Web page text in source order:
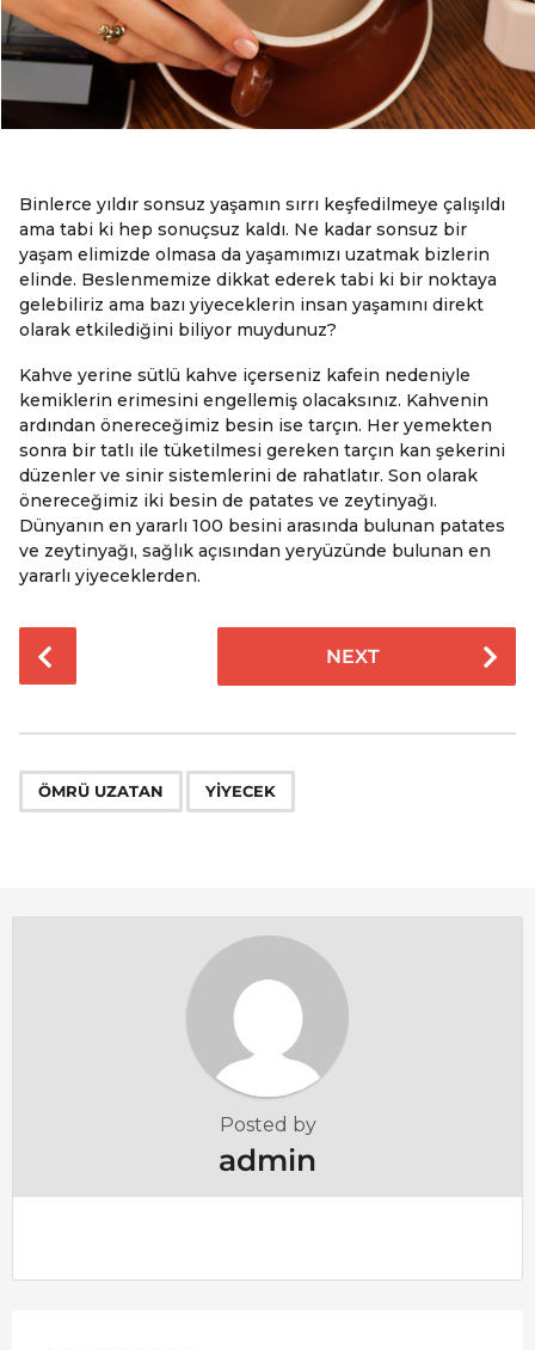
Binlerce yıldır sonsuz yaşamın sırrı keşfedilmeye çalışıldı
ama tabi ki hep sonuçsuz kaldı. Ne kadar sonsuz bir
yaşam elimizde olmasa da yaşamımızı uzatmak bizlerin
elinde. Beslenmemize dikkat ederek tabi ki bir noktaya
gelebiliriz ama bazı yiyeceklerin insan yaşamını direkt
olarak etkilediğini biliyor muydunuz?
Kahve yerine sütlü kahve içerseniz kafein nedeniyle
kemiklerin erimesini engellemiş olacaksınız. Kahvenin
ardından önereceğimiz besin ise tarçın. Her yemekten
sonra bir tatlı ile tüketilmesi gereken tarçın kan şekerini
düzenler ve sinir sistemlerini de rahatlatır. Son olarak
önereceğimiz iki besin de patates ve zeytinyağı.
Dünyanın en yararlı 100 besini arasında bulunan patates
ve zeytinyağı, sağlık açısından yeryüzünde bulunan en
yararlı yiyeceklerden.
o
t
P
NEXT
ÖMRÜ UZATAN YIYECEK
Posted by
admin